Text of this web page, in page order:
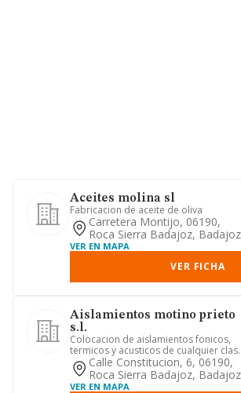
Aceites molina sl
Fabricacion de aceite de oliva
Carretera Montijo, 06190,
Roca Sierra Badajoz, Badajoz
VER EN MAPA
VER FICHA
Aislamientos motino prieto
s.l.
Colocacion de aislamientos fonicos,
termicos y acusticos de cualquier clase
y para cualquier tipo d...
Calle Constitucion, 6, 06190,
Roca Sierra Badajoz, Badajoz
VER EN MAPA